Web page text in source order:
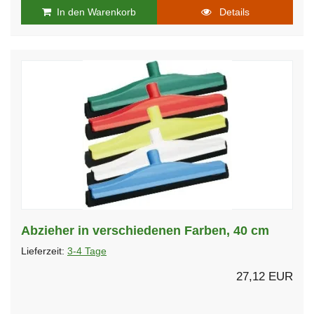
In den Warenkorb Details
Abzieher in verschiedenen Farben, 40 cm
Lieferzeit: 3-4 Tage
27,12 EUR